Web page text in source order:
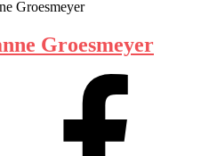
Groesmeyer